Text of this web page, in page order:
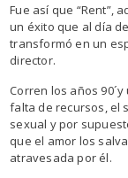
Fue así que “Rent”,
un éxito que al día
transformó en un
director.
Corren los años
falta de recursos, el
sexual y por
que el amor los
atravesada por él.